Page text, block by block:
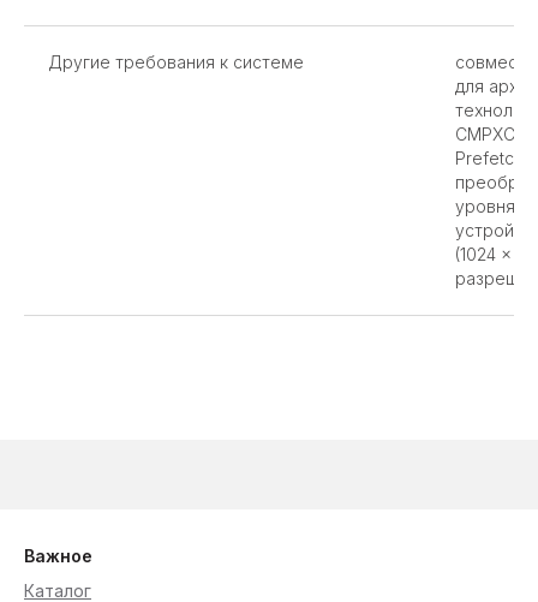
Другие требования к системе
для
уровня
(1024 x
Важное
Каталог